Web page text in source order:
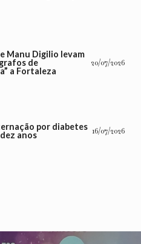
Manu Digilio levam
de
a Fortaleza
20/07/2026
por diabetes
anos
16/07/2026